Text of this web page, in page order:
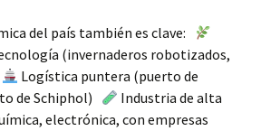
del país también es clave:
(invernaderos robotizados,
Logística puntera (puerto de
de Schiphol)
Industria de alta
electrónica, con empresas